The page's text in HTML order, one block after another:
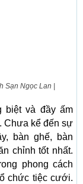
Ngọc Lan |
biệt và đầy ấm
Chưa kể đến sự
bàn ghế, bàn
chỉnh tốt nhất.
phong cách
chức tiệc cưới.